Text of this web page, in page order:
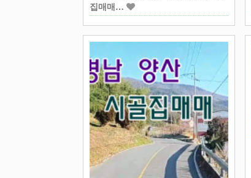
집매매…